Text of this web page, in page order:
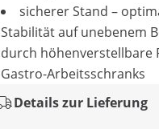
sicherer Stand –
Stabilität auf unebenem
durch höhenverstellbare
Gastro-Arbeitsschranks
Details zur Lieferung